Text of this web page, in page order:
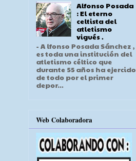
Alfonso Posada
: El eterno
celtista del
atletismo
vigués .
- A lfonso Posada Sánchez ,
es toda una institución del
atletismo céltico que
durante 55 años ha ejercido
de todo por el primer
depor...
Web Colaboradora